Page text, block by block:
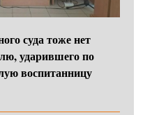
суда тоже нет
ударившего по
воспитанницу